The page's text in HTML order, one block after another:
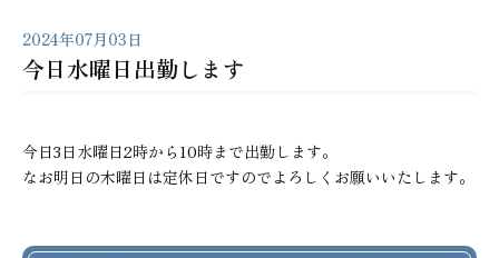
2024年07月03日
今日水曜日出勤します
今日3日水曜日2時から10時まで出勤します。
なお明日の木曜日は定休日ですのでよろしくお願いいたします。